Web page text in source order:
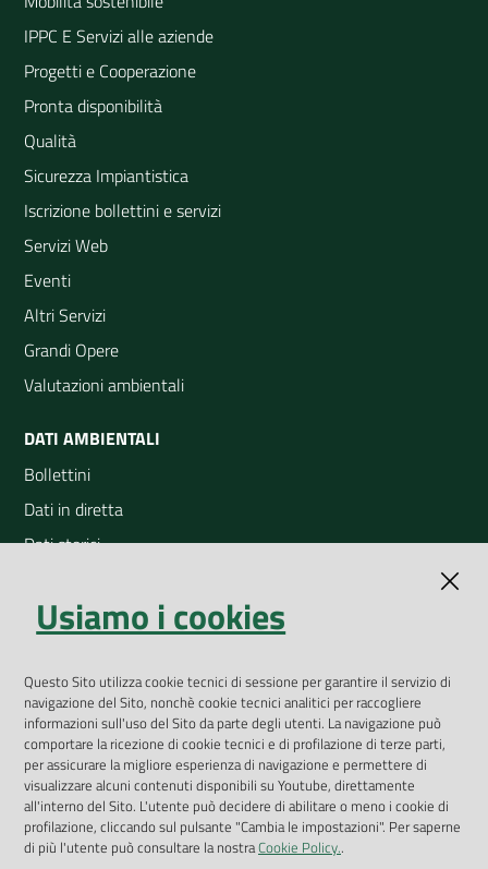
IPPC E Servizi alle aziende
Progetti e Cooperazione
Pronta disponibilità
Qualità
Sicurezza Impiantistica
Iscrizione bollettini e servizi
Servizi Web
Eventi
Altri Servizi
Grandi Opere
Valutazioni ambientali
DATI AMBIENTALI
Bollettini
Dati in diretta
Dati storici
Open Data
App Arpav
Rapporti regionali annuali
Le Infografiche
Dispenser dati
Vai alla pagina
Usiamo i cookies
Questo Sito utilizza cookie tecnici di sessione per garantire il servizio di
navigazione del Sito, nonchè cookie tecnici analitici per raccogliere
informazioni sull'uso del Sito da parte degli utenti. La navigazione può
comportare la ricezione di cookie tecnici e di profilazione di terze parti,
per assicurare la migliore esperienza di navigazione e permettere di
visualizzare alcuni contenuti disponibili su Youtube, direttamente
all'interno del Sito. L'utente può decidere di abilitare o meno i cookie di
profilazione, cliccando sul pulsante "Cambia le impostazioni". Per saperne
di più l'utente può consultare la nostraCookie Policy..